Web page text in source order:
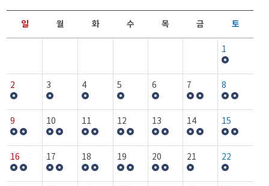
일 월 화 수 목 금 토
1
2 3 4 5 6 7 8
9 10 11 12 13 14 15
16 17 18 19 20 21 22